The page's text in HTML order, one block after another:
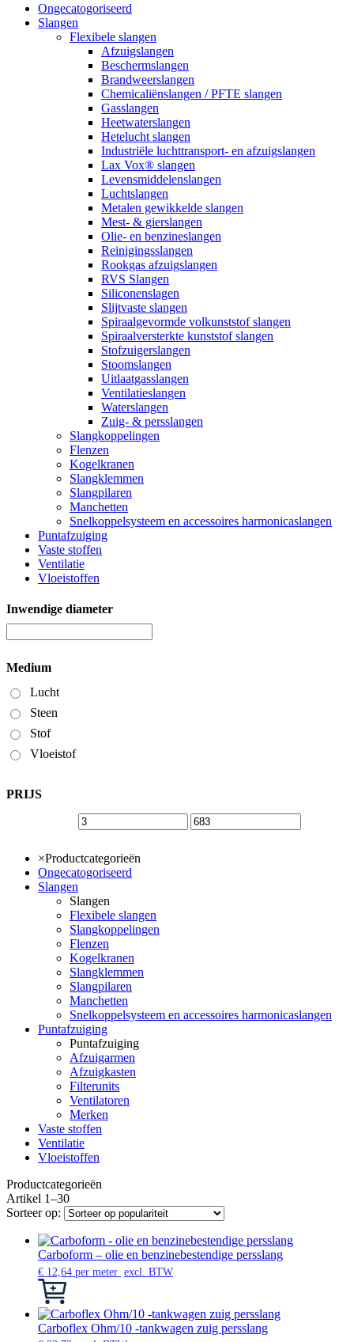
Ongecatogoriseerd
Slangen
Flexibele slangen
Afzuigslangen
Beschermslangen
Brandweerslangen
Chemicaliënslangen / PFTE slangen
Gasslangen
Heetwaterslangen
Hetelucht slangen
Industriële luchttransport- en afzuigslangen
Lax Vox® slangen
Levensmiddelenslangen
Luchtslangen
Metalen gewikkelde slangen
Mest- & gierslangen
Olie- en benzineslangen
Reinigingsslangen
Rookgas afzuigslangen
RVS Slangen
Siliconenslagen
Slijtvaste slangen
Spiraalgevormde volkunststof slangen
Spiraalversterkte kunststof slangen
Stofzuigerslangen
Stoomslangen
Uitlaatgasslangen
Ventilatieslangen
Waterslangen
Zuig- & persslangen
Slangkoppelingen
Flenzen
Kogelkranen
Slangklemmen
Slangpilaren
Manchetten
Snelkoppelsysteem en accessoires harmonicaslangen
Puntafzuiging
Vaste stoffen
Ventilatie
Vloeistoffen
Inwendige diameter
Medium
Lucht
Steen
Stof
Vloeistof
PRIJS
×Productcategorieën
Ongecatogoriseerd
Slangen
Slangen
Flexibele slangen
Slangkoppelingen
Flenzen
Kogelkranen
Slangklemmen
Slangpilaren
Manchetten
Snelkoppelsysteem en accessoires harmonicaslangen
Puntafzuiging
Puntafzuiging
Afzuigarmen
Afzuigkasten
Filterunits
Ventilatoren
Merken
Vaste stoffen
Ventilatie
Vloeistoffen
Productcategorieën
Artikel 1–30
Sorteer op:
Carboform – olie en benzinebestendige persslang
€ 12,64 per meter excl. BTW
Dit
heeft
meerdere
Carboflex Ohm/10 -tankwagen zuig persslang